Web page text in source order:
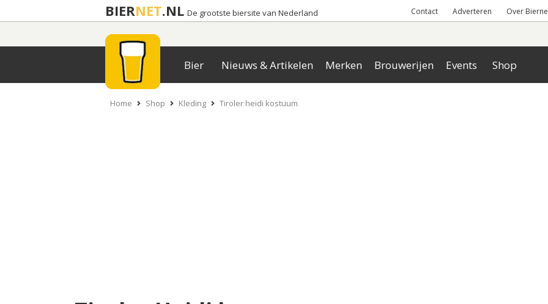
BIERNET.NL De grootste biersite van Nederland Contact Adverteren Over
Bier Nieuws & Artikelen Merken Brouwerijen Events Shop
Home Shop Kleding Tiroler heidi kostuum